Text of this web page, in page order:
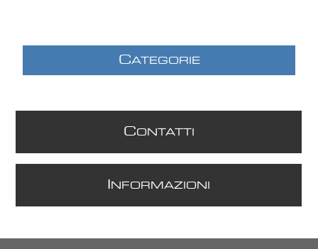
CATEGORIE
CONTATTI
NFORMAZIONI